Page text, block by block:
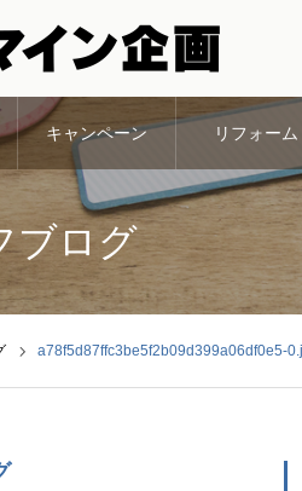
キャンペーン リフォーム
ブログ
a78f5d87ffc3be5f2b09d399a06df0e5-